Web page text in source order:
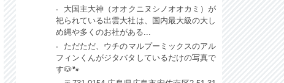
大国主大神（オオクニヌシノオオカミ）が
祀られている出雲大社は、国内最大級の大し
め縄や多くのお社がある...
ただただ、ウチのマルプーミックスのアル
フィンくんがジタバタしているだけの写真で
す🐶🐾